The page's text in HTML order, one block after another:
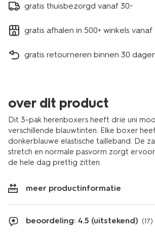
gratis thuisbezorgd vanaf 30.-
gratis afhalen in 500+ winkels vanaf
gratis retourneren binnen 30
over dit product
Dit 3-pak herenboxers heeft drie uni
verschillende blauwtinten. Elke boxer
donkerblauwe elastische tailleband. De
stretch en normale pasvorm zorgt
de hele dag prettig zitten.
meer productinformatie
beoordeling: 4.5 (uitstekend) (17)